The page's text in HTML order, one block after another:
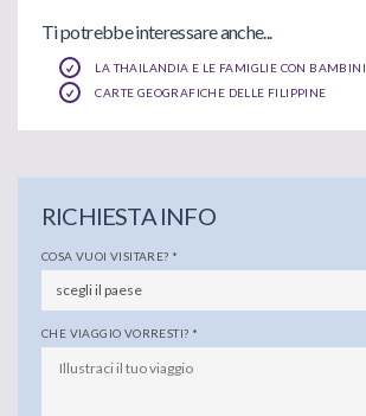
Ti potrebbe interessare anche...
LA THAILANDIA E LE FAMIGLIE CON BAMBINI
CARTE GEOGRAFICHE DELLE FILIPPINE
RICHIESTA INFO
COSA VUOI VISITARE? *
CHE VIAGGIO VORRESTI? *